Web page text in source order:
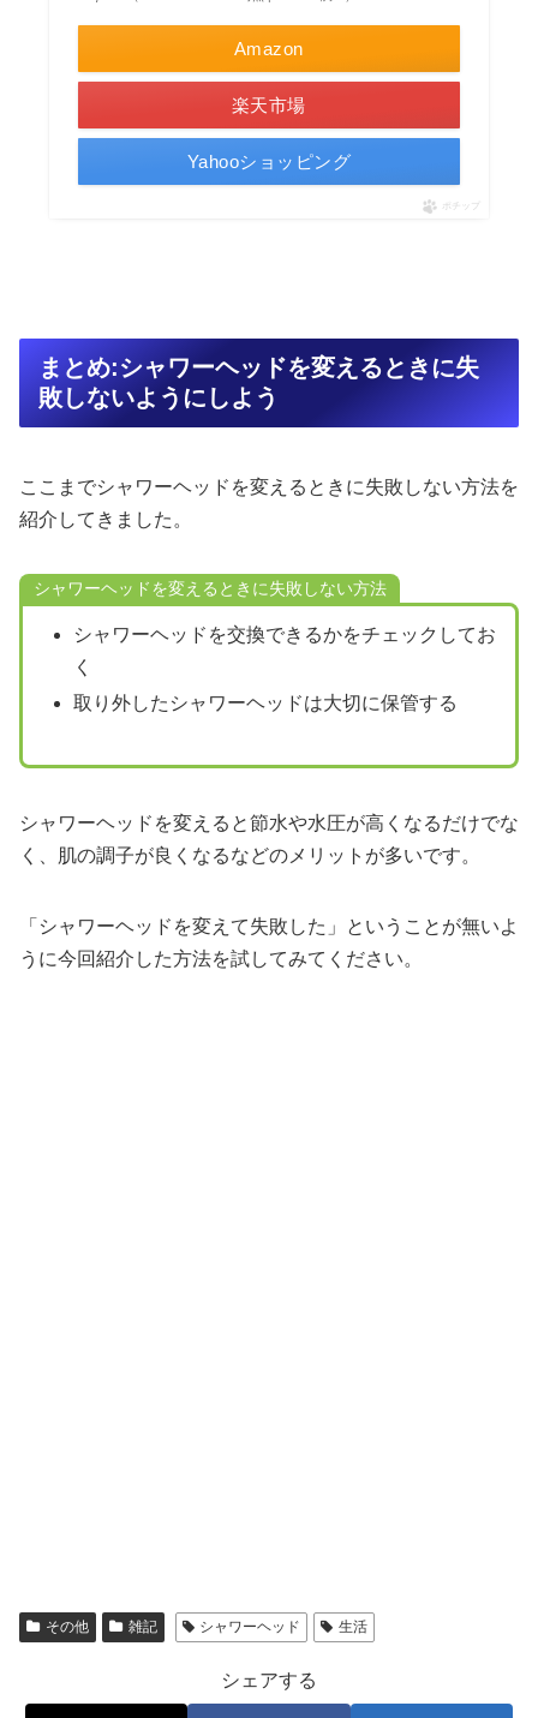
Amazon
楽天市場
Yahooショッピング
ポチップ
まとめ:シャワーヘッドを変えるときに失
敗しないようにしよう
ここまでシャワーヘッドを変えるときに失敗しない方法を
紹介してきました。
シャワーヘッドを変えるときに失敗しない方法
シャワーヘッドを交換できるかをチェックしてお
く
取り外したシャワーヘッドは大切に保管する
シャワーヘッドを変えると節水や水圧が高くなるだけでな
く、肌の調子が良くなるなどのメリットが多いです。
「シャワーヘッドを変えて失敗した」ということが無いよ
うに今回紹介した方法を試してみてください。
その他 雑記 シャワーヘッド 生活
シェアする